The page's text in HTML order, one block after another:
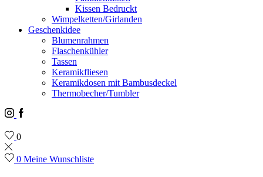
Kissen Bedruckt
Wimpelketten/Girlanden
Geschenkidee
Blumenrahmen
Flaschenkühler
Tassen
Keramikfliesen
Keramikdosen mit Bambusdeckel
Thermobecher/Tumbler
Instagram
Facebook
0
0 Meine Wunschliste